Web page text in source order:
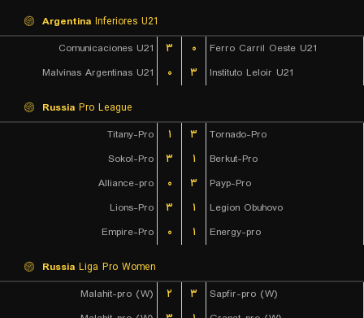
Argentina Inferiores U21
Comunicaciones U21
۳ ۰
Ferro Carril Oeste U21
Malvinas Argentinas U21
۰ ۳ Instituto Leloir U21
Russia Pro League
Titany-Pro
۱ ۳
Tornado-Pro
Sokol-Pro
۳ ۱
Berkut-Pro
Alliance-pro
۰ ۳
Payp-Pro
Lions-Pro
۳ ۱
Legion Obuhovo
Empire-Pro
۰ ۱ Energy-pro
Russia Liga Pro Women
Malahit-pro (W)
۲ ۳
Sapfir-pro (W)